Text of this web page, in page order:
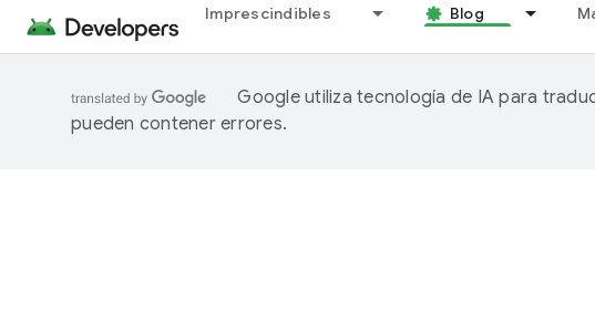
Imprescindibles Blog
Google utiliza tecnología de IA para
pueden contener errores.